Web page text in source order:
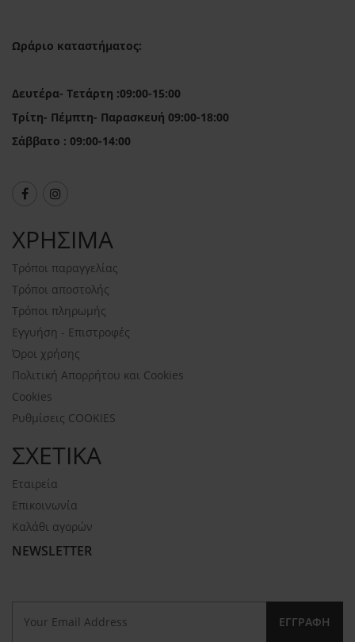
Ωράριο καταστήματος:
Δευτέρα- Τετάρτη :09:00-15:00
Τρίτη- Πέμπτη- Παρασκευή 09:00-18:00
Σάββατο : 09:00-14:00
ΧΡΗΣΙΜΑ
Τρόποι παραγγελίας
Τρόποι αποστολής
Τρόποι πληρωμής
Εγγυήση - Επιστροφές
Όροι χρήσης
Πολιτική Απορρήτου και Cookies
Cookies
Ρυθμίσεις COOKIES
ΣΧΕΤΙΚΑ
Εταιρεία
Επικοινωνία
Καλάθι αγορών
NEWSLETTER
ΕΓΓΡΑΦΉ